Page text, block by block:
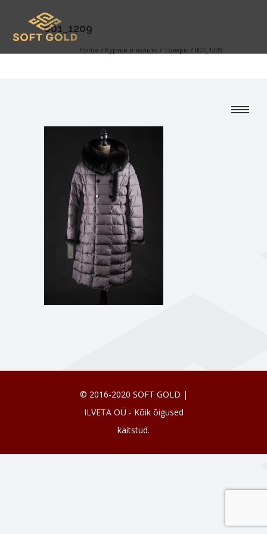
001_1209
Home / Куртки и пальто / Товары / 001_1209
© 2016-2020 SOFT GOLD |
ILVETA OÜ - Kõik õigused
kaitstud.